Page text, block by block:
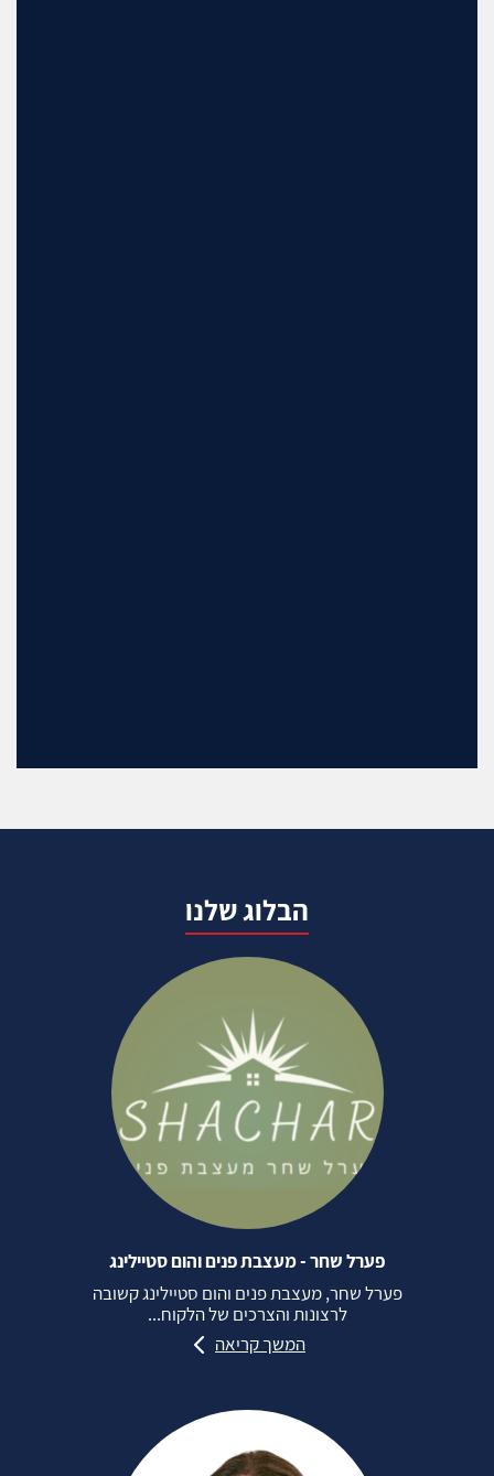
הבלוג שלנו
פערל שחר - מעצבת פנים והום סטיילינג
פערל שחר, מעצבת פנים והום סטיילינג קשובה
לרצונות והצרכים של הלקוח...
המשך קריאה